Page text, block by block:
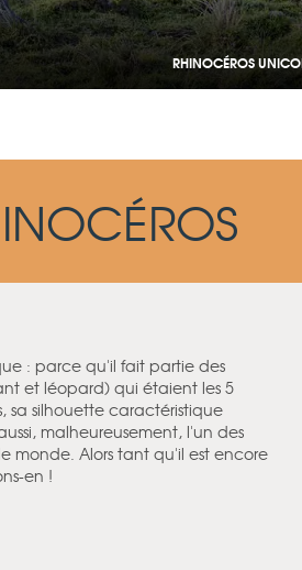
RHINOCÉROS
: parce qu'il fait partie des
et léopard) qui étaient les 5
sa silhouette caractéristique
malheureusement, l'un des
monde. Alors tant qu'il est encore
en !